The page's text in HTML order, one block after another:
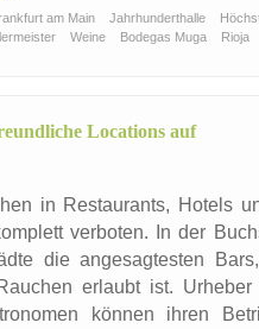
am Main Jahrhunderthalle
Weine Bodegas Muga
Rioja
Locations auf
in Restaurants, Hotels
verboten. In der
die angesagtesten
erlaubt ist.
können ihren